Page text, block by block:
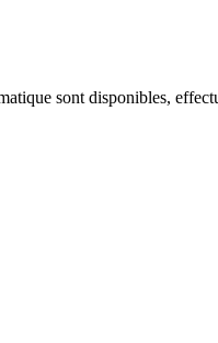
sont disponibles,